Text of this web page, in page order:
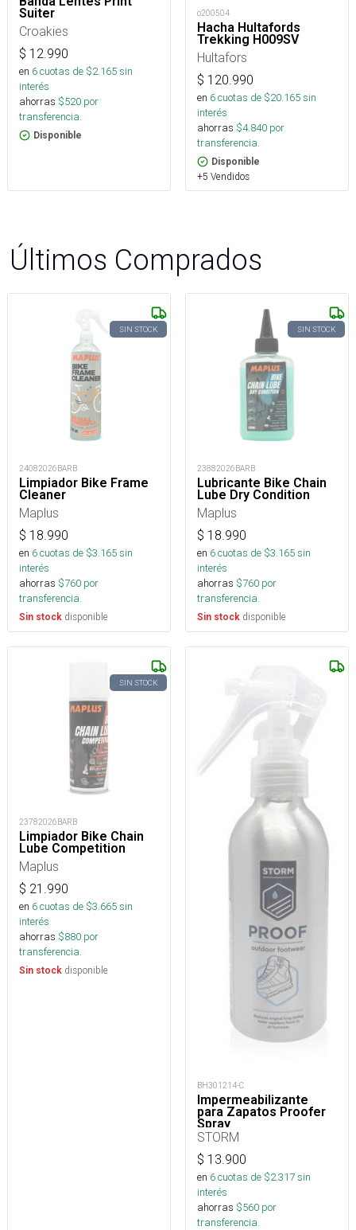
Suiter
Croakies
$ 12.990
en 6cuotas de $2.165sin
interés
ahorras $520 por
transferencia.
Disponible
o200504
Hacha Hultafords
Trekking H009SV
Hultafors
$ 120.990
en 6cuotas de $20.165sin
interés
ahorras $4.840 por
transferencia.
Disponible
+5 Vendidos
Últimos Comprados
SIN STOCK
24082026BARB
Limpiador Bike Frame
Cleaner
Maplus
$ 18.990
en 6cuotas de $3.165sin
interés
ahorras $760 por
transferencia.
Sin stock disponible
SIN STOCK
23882026BARB
Lubricante Bike Chain
Lube Dry Condition
Maplus
$ 18.990
en 6cuotas de $3.165sin
interés
ahorras $760 por
transferencia.
Sin stock disponible
SIN STOCK
23782026BARB
Limpiador Bike Chain
Lube Competition
Maplus
$ 21.990
en 6cuotas de $3.665sin
interés
ahorras $880 por
transferencia.
Sin stock disponible
BH301214-C
Impermeabilizante
para Zapatos Proofer
Spray
STORM
$ 13.900
en 6cuotas de $2.317sin
interés
ahorras $560 por
transferencia.